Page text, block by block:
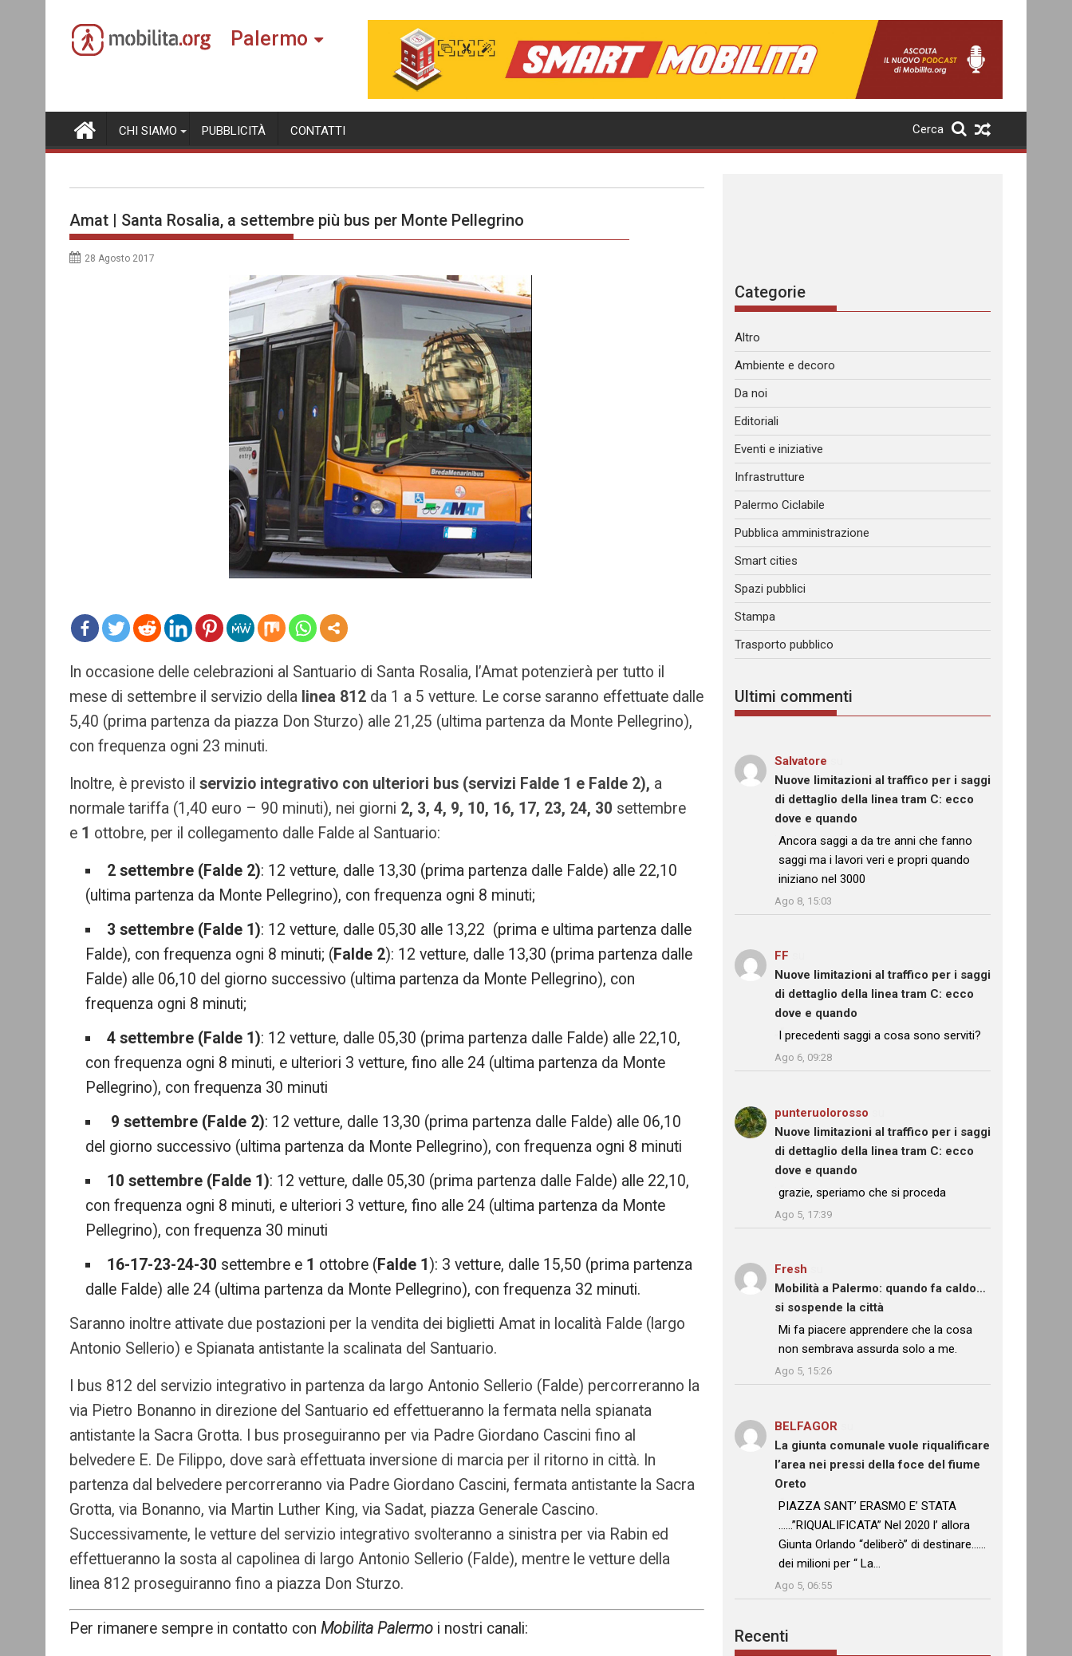
content
Palermo
CHI SIAMO PUBBLICITÀ CONTATTI Cerca
Amat | Santa Rosalia, a settembre più bus per Monte Pellegrino
28 Agosto 2017
re
In occasione delle celebrazioni al Santuario di Santa Rosalia, l’Amat potenzierà per tutto il
mese di settembre il servizio della linea 812 da 1 a 5 vetture. Le corse saranno effettuate dalle
5,40 (prima partenza da piazza Don Sturzo) alle 21,25 (ultima partenza da Monte Pellegrino),
con frequenza ogni 23 minuti.
Inoltre, è previsto il servizio integrativo con ulteriori bus (servizi Falde 1 e Falde 2), a
normale tariffa (1,40 euro – 90 minuti), nei giorni 2, 3, 4, 9, 10, 16, 17, 23, 24, 30 settembre
e 1 ottobre, per il collegamento dalle Falde al Santuario:
2 settembre (Falde 2): 12 vetture, dalle 13,30 (prima partenza dalle Falde) alle 22,10
(ultima partenza da Monte Pellegrino), con frequenza ogni 8 minuti;
3 settembre (Falde 1): 12 vetture, dalle 05,30 alle 13,22 (prima e ultima partenza dalle
Falde), con frequenza ogni 8 minuti; (Falde 2): 12 vetture, dalle 13,30 (prima partenza dalle
Falde) alle 06,10 del giorno successivo (ultima partenza da Monte Pellegrino), con
frequenza ogni 8 minuti;
4 settembre (Falde 1): 12 vetture, dalle 05,30 (prima partenza dalle Falde) alle 22,10,
con frequenza ogni 8 minuti, e ulteriori 3 vetture, fino alle 24 (ultima partenza da Monte
Pellegrino), con frequenza 30 minuti
9 settembre (Falde 2): 12 vetture, dalle 13,30 (prima partenza dalle Falde) alle 06,10
del giorno successivo (ultima partenza da Monte Pellegrino), con frequenza ogni 8 minuti
10 settembre (Falde 1): 12 vetture, dalle 05,30 (prima partenza dalle Falde) alle 22,10,
con frequenza ogni 8 minuti, e ulteriori 3 vetture, fino alle 24 (ultima partenza da Monte
Pellegrino), con frequenza 30 minuti
16-17-23-24-30 settembre e 1 ottobre (Falde 1): 3 vetture, dalle 15,50 (prima partenza
dalle Falde) alle 24 (ultima partenza da Monte Pellegrino), con frequenza 32 minuti.
Saranno inoltre attivate due postazioni per la vendita dei biglietti Amat in località Falde (largo
Antonio Sellerio) e Spianata antistante la scalinata del Santuario.
I bus 812 del servizio integrativo in partenza da largo Antonio Sellerio (Falde) percorreranno la
via Pietro Bonanno in direzione del Santuario ed effettueranno la fermata nella spianata
antistante la Sacra Grotta. I bus proseguiranno per via Padre Giordano Cascini fino al
belvedere E. De Filippo, dove sarà effettuata inversione di marcia per il ritorno in città. In
partenza dal belvedere percorreranno via Padre Giordano Cascini, fermata antistante la Sacra
Grotta, via Bonanno, via Martin Luther King, via Sadat, piazza Generale Cascino.
Successivamente, le vetture del servizio integrativo svolteranno a sinistra per via Rabin ed
effettueranno la sosta al capolinea di largo Antonio Sellerio (Falde), mentre le vetture della
linea 812 proseguiranno fino a piazza Don Sturzo.
Per rimanere sempre in contatto con Mobilita Palermo i nostri canali:
Categorie
Altro
Ambiente e decoro
Da noi
Editoriali
Eventi e iniziative
Infrastrutture
Palermo Ciclabile
Pubblica amministrazione
Smart cities
Spazi pubblici
Stampa
Trasporto pubblico
Ultimi commenti
Salvatore
Nuove limitazioni al traffico per i saggi
di dettaglio della linea tram C: ecco
dove e quando
: “
Ancora saggi a da tre anni che fanno
saggi ma i lavori veri e propri quando
iniziano nel 3000
Ago 8, 15:03
FF
Nuove limitazioni al traffico per i saggi
di dettaglio della linea tram C: ecco
dove e quando
: “I precedenti saggi a cosa sono serviti?
Ago 6, 09:28
punteruolorosso
Nuove limitazioni al traffico per i saggi
di dettaglio della linea tram C: ecco
dove e quando
: “
grazie, speriamo che si proceda
Ago 5, 17:39
Fresh
Mobilità a Palermo: quando fa caldo…
si sospende la città
: “
Mi fa piacere apprendere che la cosa
non sembrava assurda solo a me.
Ago 5, 15:26
BELFAGOR
La giunta comunale vuole riqualificare
l’area nei pressi della foce del fiume
Oreto
: “
PIAZZA SANT’ ERASMO E’ STATA
……”RIQUALIFICATA” Nel 2020 l’ allora
Giunta Orlando “deliberò” di destinare……
dei milioni per “ La…
Ago 5, 06:55
Recenti